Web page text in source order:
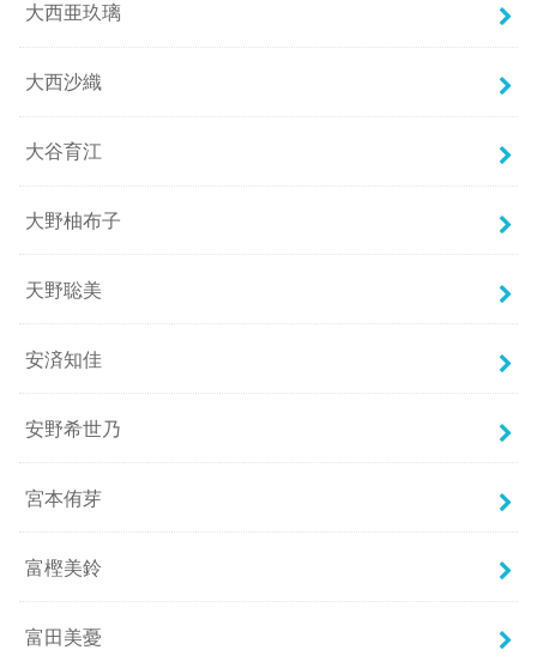
大西亜玖璃
大西沙織
大谷育江
大野柚布子
天野聡美
安済知佳
安野希世乃
宮本侑芽
富樫美鈴
富田美憂